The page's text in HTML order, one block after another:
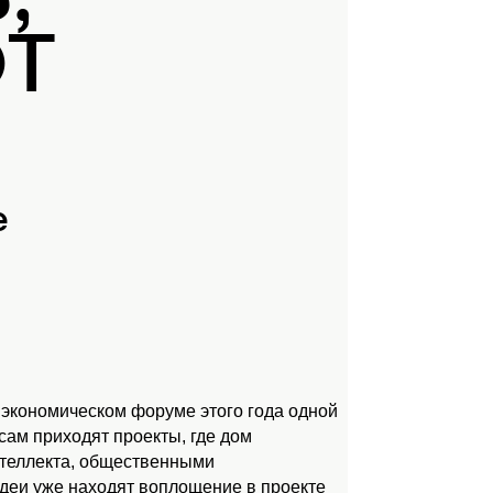
форуме этого года одной
приходят проекты, где дом
общественными
уже находят воплощение в проекте